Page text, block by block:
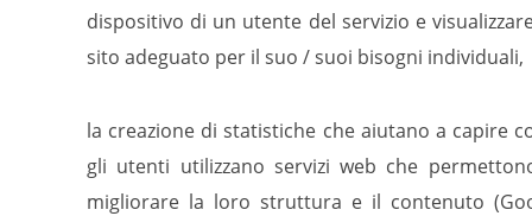
dispositivo di un utente del servizio e
sito adeguato per il suo / suoi bisogni individuali,
la creazione di statistiche che aiutano a capire
gli utenti utilizzano servizi web che
migliorare la loro struttura e il contenuto